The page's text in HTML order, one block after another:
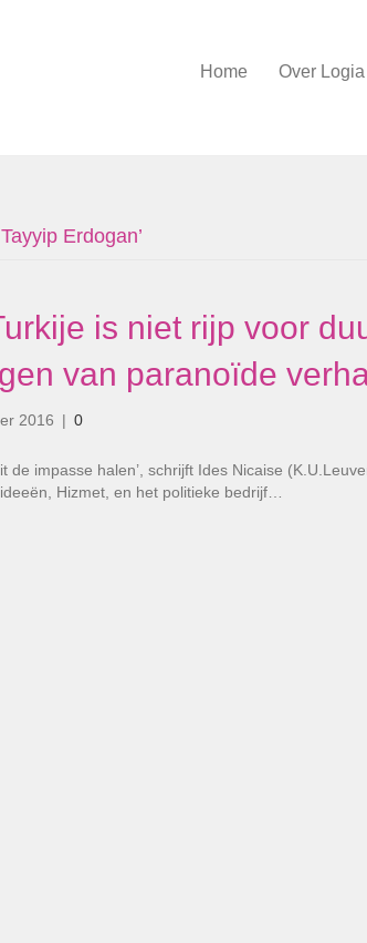
Home Over Logia
Erdogan’
is niet rijp voor
van paranoïde
2016 | 0
de impasse halen’, schrijft Ides Nicaise
Hizmet, en het politieke bedrijf…